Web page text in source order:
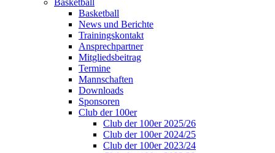
Basketball
Basketball
News und Berichte
Trainingskontakt
Ansprechpartner
Mitgliedsbeitrag
Termine
Mannschaften
Downloads
Sponsoren
Club der 100er
Club der 100er 2025/26
Club der 100er 2024/25
Club der 100er 2023/24